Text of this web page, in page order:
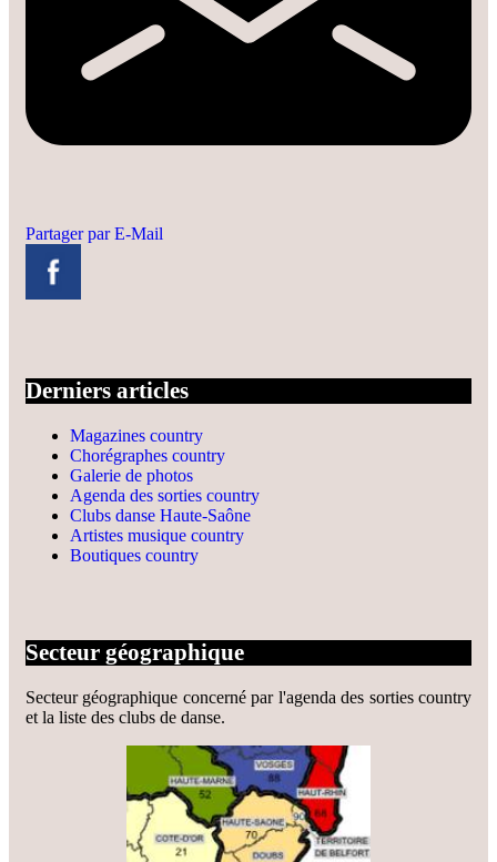
Partager par E-Mail
Derniers articles
Magazines country
Chorégraphes country
Galerie de photos
Agenda des sorties country
Clubs danse Haute-Saône
Artistes musique country
Boutiques country
Secteur géographique
Secteur géographique concerné par l'agenda des sorties country
et la liste des clubs de danse.